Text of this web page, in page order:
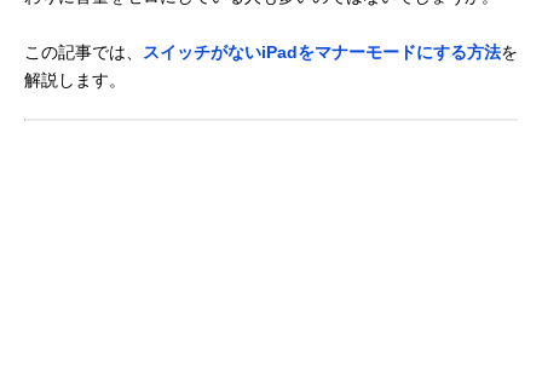
この記事では、 スイッチがないiPadをマナーモードにする方法を
解説します。